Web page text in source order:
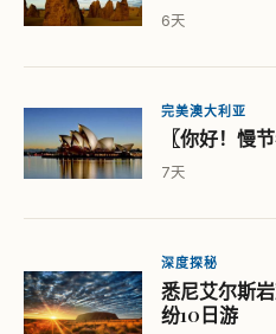
6天
完美澳大利亚
〖你好！慢
7天
深度探秘
悉尼艾尔斯
纷10日游